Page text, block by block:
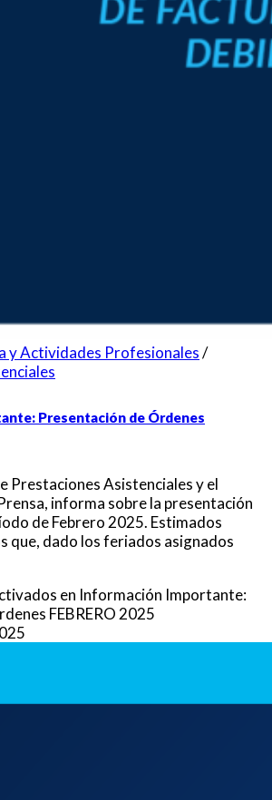
y Actividades Profesionales/
Presentación de Órdenes
Prestaciones Asistenciales y el
informa sobre la presentación
de Febrero 2025. Estimados
que, dado los feriados asignados
en Información Importante:
FEBRERO 2025